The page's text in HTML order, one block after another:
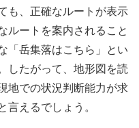
も、正確なルートが表示
ルートを案内されること
「岳集落はこちら」とい
したがって、地形図を読
地での状況判断能力が求
言えるでしょう。